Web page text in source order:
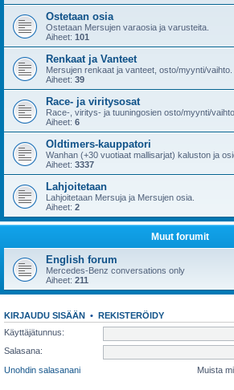
Ostetaan osia
Ostetaan Mersujen varaosia ja varusteita.
Aiheet: 101
Renkaat ja Vanteet
Mersujen renkaat ja vanteet, osto/myynti/vaihto.
Aiheet: 39
Race- ja viritysosat
Race-, viritys- ja tuuningosien osto/myynti/vaihto.
Aiheet: 6
Oldtimers-kauppatori
Wanhan (+30 vuotiaat mallisarjat) kaluston ja
Aiheet: 3337
Lahjoitetaan
Lahjoitetaan Mersuja ja Mersujen osia.
Aiheet: 2
Muut forumit
English forum
Mercedes-Benz conversations only
Aiheet: 211
KIRJAUDU SISÄÄN • REKISTERÖIDY
Käyttäjätunnus:
Salasana:
Unohdin salasanani
Muista